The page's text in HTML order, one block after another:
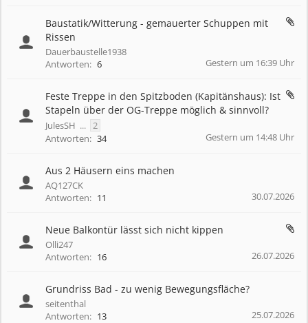
Baustatik/Witterung - gemauerter Schuppen mit
Rissen
Dauerbaustelle1938
Antworten: 6 Gestern um 16:39 Uhr
Feste Treppe in den Spitzboden (Kapitänshaus): Ist
Stapeln über der OG-Treppe möglich & sinnvoll?
JulesSH ... 2
Antworten: 34 Gestern um 14:48 Uhr
Aus 2 Häusern eins machen
AQ127CK
Antworten: 11 30.07.2026
Neue Balkontür lässt sich nicht kippen
Olli247
Antworten: 16 26.07.2026
Grundriss Bad - zu wenig Bewegungsfläche?
seitenthal
Antworten: 13 25.07.2026